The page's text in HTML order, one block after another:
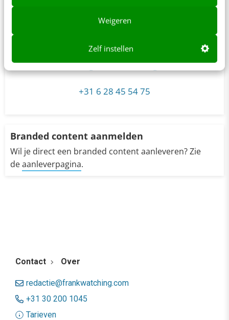
Weigeren
Zelf instellen
marketing@frankwatching.com
+31 6 28 45 54 75
Branded content aanmelden
Wil je direct een branded content aanleveren? Zie
deaanleverpagina.
Contact Over
redactie@frankwatching.com
+31 30 200 1045
Tarieven